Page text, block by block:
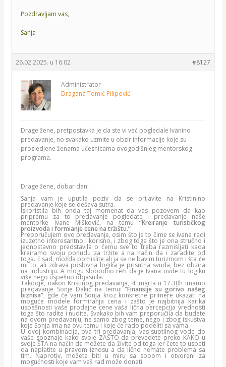
Pozdravljam vas,
Sanja
26.02.2025. u 16:02 #8127
Administrator
Dragana Tomić Pilipović
Drage žene, pretpostavka je da ste vi već pogledale Ivanino
predavanje, no svakako uzmite u obzir informacije koje su
prosledjene ženama učesnicama ovogodišnjeg mentorskog
programa.
Drage žene, dobar dan!
Sanja vam je uputila poziv da se prijavite na Kristinino
predavanje koje se dešava sutra.
Iskoristila bih onda taj momenat da vas pozovem da kao
pripremu za to predavanje pogledate i predavanje naše
mentorke Ivane Mišković, na temu“Kreiranje turističkog
proizvoda i formianje cene na tržištu.”
Preporučujem ovo predavanje, osim što je to čime se Ivana radi
izuzetno interesantno i korisno, i zbog toga što je ona stručno i
jednostavno predstavila o čemu sve to treba razmišljati kada
kreiramo svoju ponudu za tržite a na način da i zaradite od
toga. E sad, možda pomislite ali ja se ne bavim turizmom i šta će
mi to, ali zdrava poslovna logika je prisutna svuda, bez obzira
na industriju. A mogu slobodno reći da je Ivana ovde tu logiku
više nego uspešno objasnila.
Takodje, nakon Kristinog predavanja, 4. marta u 17.30h imamo
predavanje Sonje Dakić na temu:“Finansije su gorivo našeg
biznisa”, gde će vam Sonja kroz konkretne primere ukazati na
moguće modele formiranja cena i zašto je najbitnija karika
uspešnosti vaše prodajne cene vaša lična percepcija vrednosti
toga što radite i nudite. Svakako bih vam preporučila da budete
na ovom predavanju, ne samo zbog teme, nego i zbog iskustva
koje Sonja ima na ovu temu i koje će rado podeliti sa vama.
U ovoj kombinacija, ova tri predavanja, vas suptilnog vode do
vaše spoznaje kako svoje ZAŠTO da prevedete preko KAKO u
svoje ŠTA na način da možete da živite od toga jer čete to uspeti
da naplatite u pravom iznosu a da lično nemate problema sa
tim. Naprotiv, možete biti u miru sa sobom i otvoreni za
mogućnosti koje vam vaš rad može doneti.